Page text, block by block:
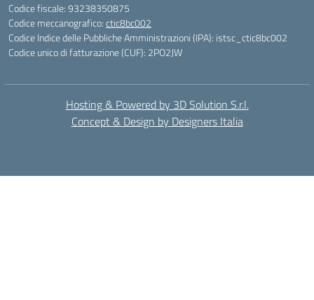
Codice fiscale: 93238350875
Codice meccanografico:ctic8bc002
Codice Indice delle Pubbliche Amministrazioni (IPA): istsc_ctic8bc002
Codice unico di fatturazione (CUF): 2PO2JW
Hosting & Powered by 3D Solution S.r.l.
Concept & Design by Designers Italia